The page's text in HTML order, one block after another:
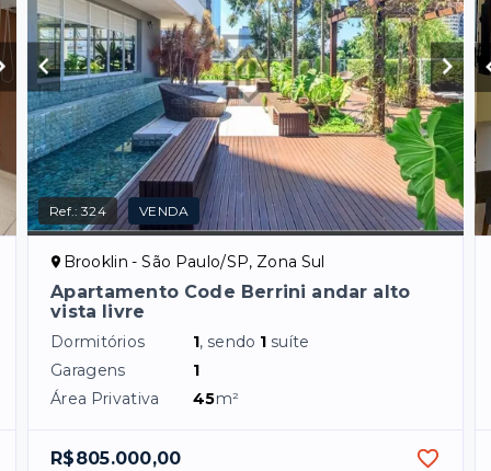
Ref.:324 VENDA
Brooklin - São Paulo/SP, Zona Sul
Apartamento Code Berrini andar alto
vista livre
Dormitórios 1, sendo 1 suíte
Garagens
1
Área Privativa
45m²
R$805.000,00